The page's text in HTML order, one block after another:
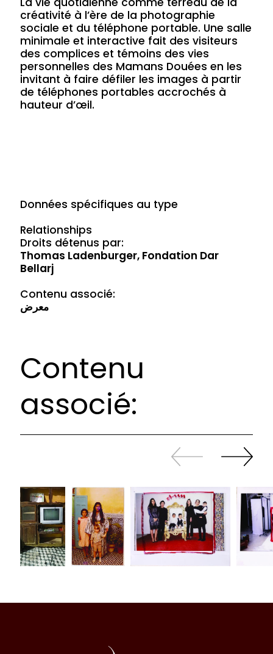
créativité à l’ère de la photographie
sociale et du téléphone portable. Une salle
minimale et interactive fait des visiteurs
des complices et témoins des vies
personnelles des Mamans Douées en les
invitant à faire défiler les images à partir
de téléphones portables accrochés à
hauteur d’œil.
Données spécifiques au type
Relationships
Droits détenus par:
Thomas Ladenburger, Fondation Dar
Bellarj
Contenu associé:
معرض
Contenu
associé:
Revenir
en
continuer